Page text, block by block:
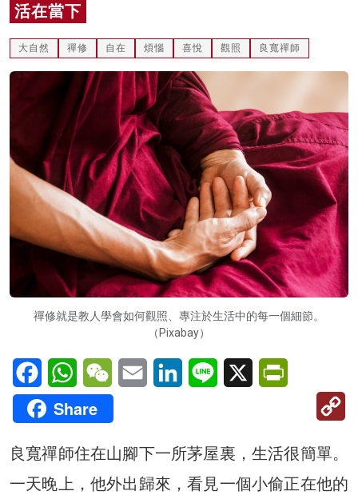
名家榜
灼見活動
關於我們
活在當下
大自然 禪修 自在 煩惱 喜悅 觀照 良寬禪師
禪修就是教人學會如何觀照、專注於生活中的每一個細節。
（Pixabay）
FacebookWhatsAppWeChatEmail LinkedInLine X
Share
良寬禪師住在山腳下一所茅屋裏，生活很簡單。
一天晚上，他外出歸來，看見一個小偷正在他的